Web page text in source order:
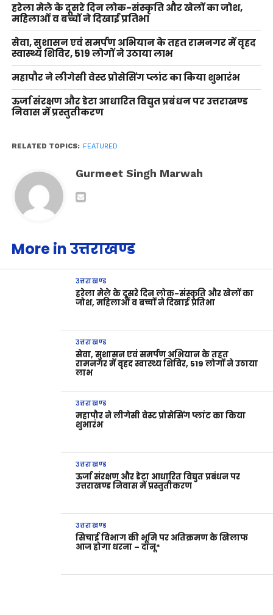
हरेला मेले के दूसरे दिन लोक-संस्कृति और खेलों का जोश,
महिलाओं व बच्चों ने दिखाई प्रतिभा
सेवा, सुशासन एवं समर्पण अभियान के तहत रामनगर में वृहद
स्वास्थ्य शिविर, 519 लोगों ने उठाया लाभ
महापौर ने लीगेसी वेस्ट प्रोसेसिंग प्लांट का किया शुभारंभ
ऊर्जा संरक्षण और डेटा आधारित विद्युत प्रबंधन पर उत्तराखण्ड
निवास में प्रस्तुतीकरण
RELATED TOPICS: FEATURED
Gurmeet Singh Marwah
More in उत्तराखण्ड
उत्तराखण्ड
हरेला मेले के दूसरे दिन लोक-संस्कृति और खेलों का
जोश, महिलाओं व बच्चों ने दिखाई प्रतिभा
उत्तराखण्ड
सेवा, सुशासन एवं समर्पण अभियान के तहत
रामनगर में वृहद स्वास्थ्य शिविर, 519 लोगों ने उठाया
लाभ
उत्तराखण्ड
महापौर ने लीगेसी वेस्ट प्रोसेसिंग प्लांट का किया
शुभारंभ
उत्तराखण्ड
ऊर्जा संरक्षण और डेटा आधारित विद्युत प्रबंधन पर
उत्तराखण्ड निवास में प्रस्तुतीकरण
उत्तराखण्ड
सिचाई विभाग की भूमि पर अतिक्रमण के खिलाफ
आज होगा धरना – दानू*